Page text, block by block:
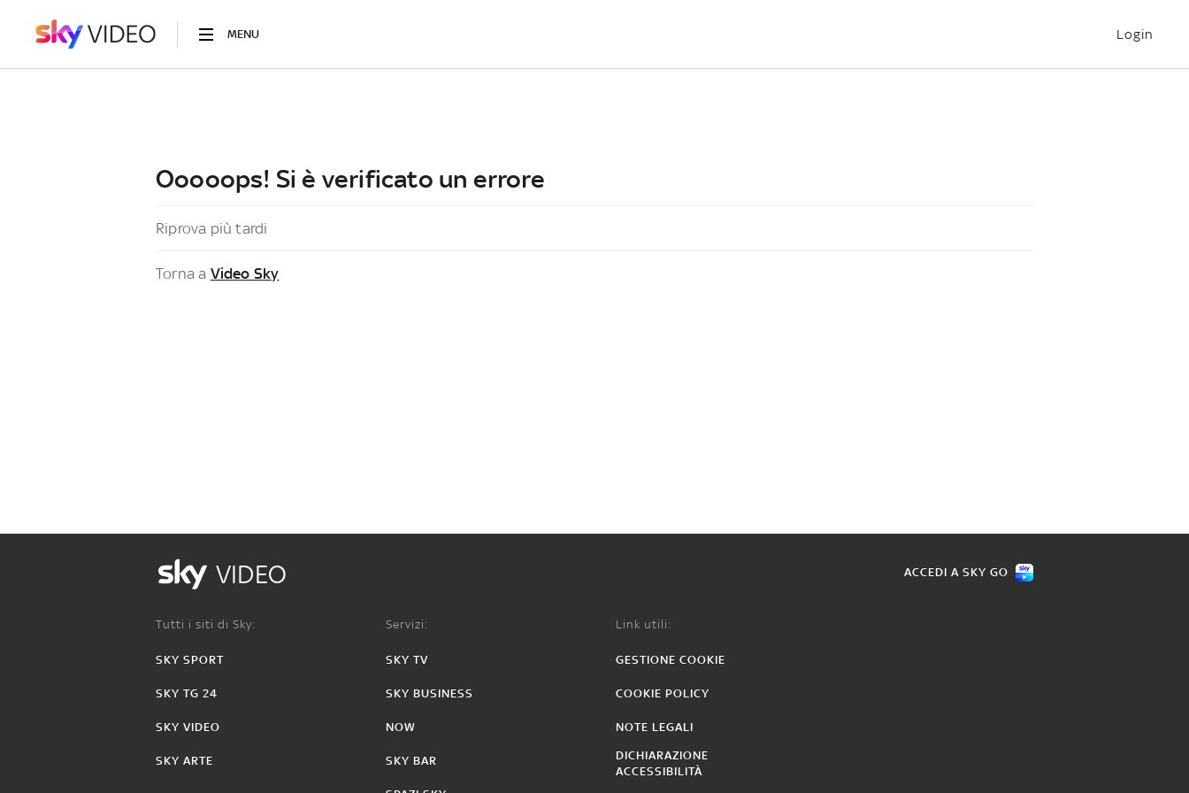
MENU Login
Ooooops! Si è verificato un errore
Riprova più tardi
Torna a Video Sky
VIDEO ACCEDI A SKY GO
Tutti i siti di Sky:
SKY SPORT
SKY TG 24
SKY VIDEO
SKY ARTE
Servizi:
SKY TV
SKY BUSINESS
NOW
SKY BAR
Link utili:
GESTIONE COOKIE
COOKIE POLICY
NOTE LEGALI
DICHIARAZIONE
ACCESSIBILITÀ